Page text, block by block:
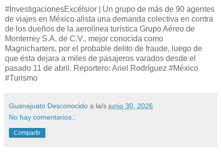
#InvestigacionesExcélsior | Un grupo de más de 90 agentes
de viajes en México alista una demanda colectiva en contra
de los dueños de la aerolínea turística Grupo Aéreo de
Monterrey S.A. de C.V., mejor conocida como
Magnicharters, por el probable delito de fraude, luego de
que ésta dejara a miles de pasajeros varados desde el
pasado 11 de abril. Reportero: Ariel Rodríguez #México
#Turismo
Guanajuato Desconocido a la/s junio 30, 2026
No hay comentarios.:
Compartir